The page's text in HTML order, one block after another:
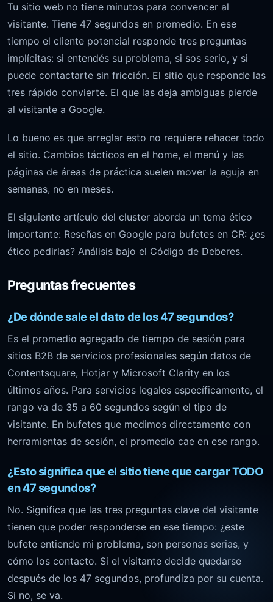
Tu sitio web no tiene minutos para convencer al
visitante. Tiene 47 segundos en promedio. En ese
tiempo el cliente potencial responde tres preguntas
implícitas: si entendés su problema, si sos serio, y si
puede contactarte sin fricción. El sitio que responde las
tres rápido convierte. El que las deja ambiguas pierde
al visitante a Google.
Lo bueno es que arreglar esto no requiere rehacer todo
el sitio. Cambios tácticos en el home, el menú y las
páginas de áreas de práctica suelen mover la aguja en
semanas, no en meses.
El siguiente artículo del cluster aborda un tema ético
importante: Reseñas en Google para bufetes en CR: ¿es
ético pedirlas? Análisis bajo el Código de Deberes.
Preguntas frecuentes
¿De dónde sale el dato de los 47 segundos?
Es el promedio agregado de tiempo de sesión para
sitios B2B de servicios profesionales según datos de
Contentsquare, Hotjar y Microsoft Clarity en los
últimos años. Para servicios legales específicamente, el
rango va de 35 a 60 segundos según el tipo de
visitante. En bufetes que medimos directamente con
herramientas de sesión, el promedio cae en ese rango.
¿Esto significa que el sitio tiene que cargar TODO
en 47 segundos?
No. Significa que las tres preguntas clave del visitante
tienen que poder responderse en ese tiempo: ¿este
bufete entiende mi problema, son personas serias, y
cómo los contacto. Si el visitante decide quedarse
después de los 47 segundos, profundiza por su cuenta.
Si no, se va.